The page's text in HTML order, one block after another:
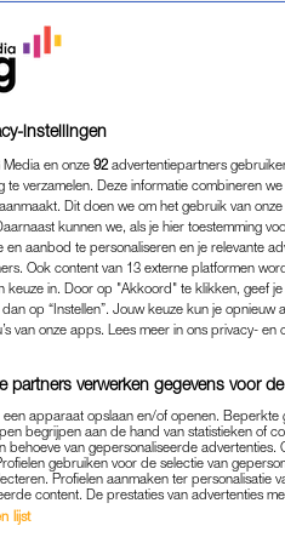
Olaf nieuwe –
en Máxima zijn
de lens.
Lees
16 x het mooiste van
rekenen op veel
voorbij in de reacties onder
er verder geen woorden
instellingen
en onze 92 advertentiepartners
te verzamelen. Deze informatie combineren
Dit doen we om het gebruik van
kunnen we, als je hier toestemming
en aanbod te personaliseren en je relevante
Ook content van 13 externe platformen
keuze in. Door op "Akkoord" te klikken, geef
op “Instellen”. Jouw keuze kun je opnieuw
van onze apps. Lees meer in ons privacy- en
partners verwerken gegevens voor
apparaat opslaan en/of openen. Beperkte
begrijpen aan de hand van statistieken of
behoeve van gepersonaliseerde advertenties.
gebruiken voor de selectie van
Profielen aanmaken ter personalisatie
content. De prestaties van advertenties
lijst